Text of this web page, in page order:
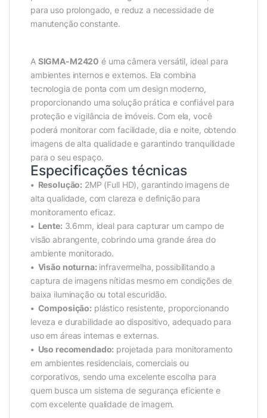
para uso prolongado, e reduz a necessidade de
manutenção constante.
A SIGMA-M2420 é uma câmera versátil, ideal para
ambientes internos e externos. Ela combina
tecnologia de ponta com um design moderno,
proporcionando uma solução prática e confiável para
proteção e vigilância de imóveis. Com ela, você
poderá monitorar com facilidade, dia e noite, obtendo
imagens de alta qualidade e garantindo tranquilidade
para o seu espaço.
Especificações técnicas
• Resolução: 2MP (Full HD), garantindo imagens de
alta qualidade, com clareza e definição para
monitoramento eficaz.
• Lente:3.6mm, ideal para capturar um campo de
visão abrangente, cobrindo uma grande área do
ambiente monitorado.
• Visão noturna:infravermelha, possibilitando a
captura de imagens nítidas mesmo em condições de
baixa iluminação ou total escuridão.
• Composição: plástico resistente, proporcionando
leveza e durabilidade ao dispositivo, adequado para
uso em áreas internas e externas.
• Uso recomendado: projetada para monitoramento
em ambientes residenciais, comerciais ou
corporativos, sendo uma excelente escolha para
quem busca um sistema de segurança eficiente e
com excelente qualidade de imagem.